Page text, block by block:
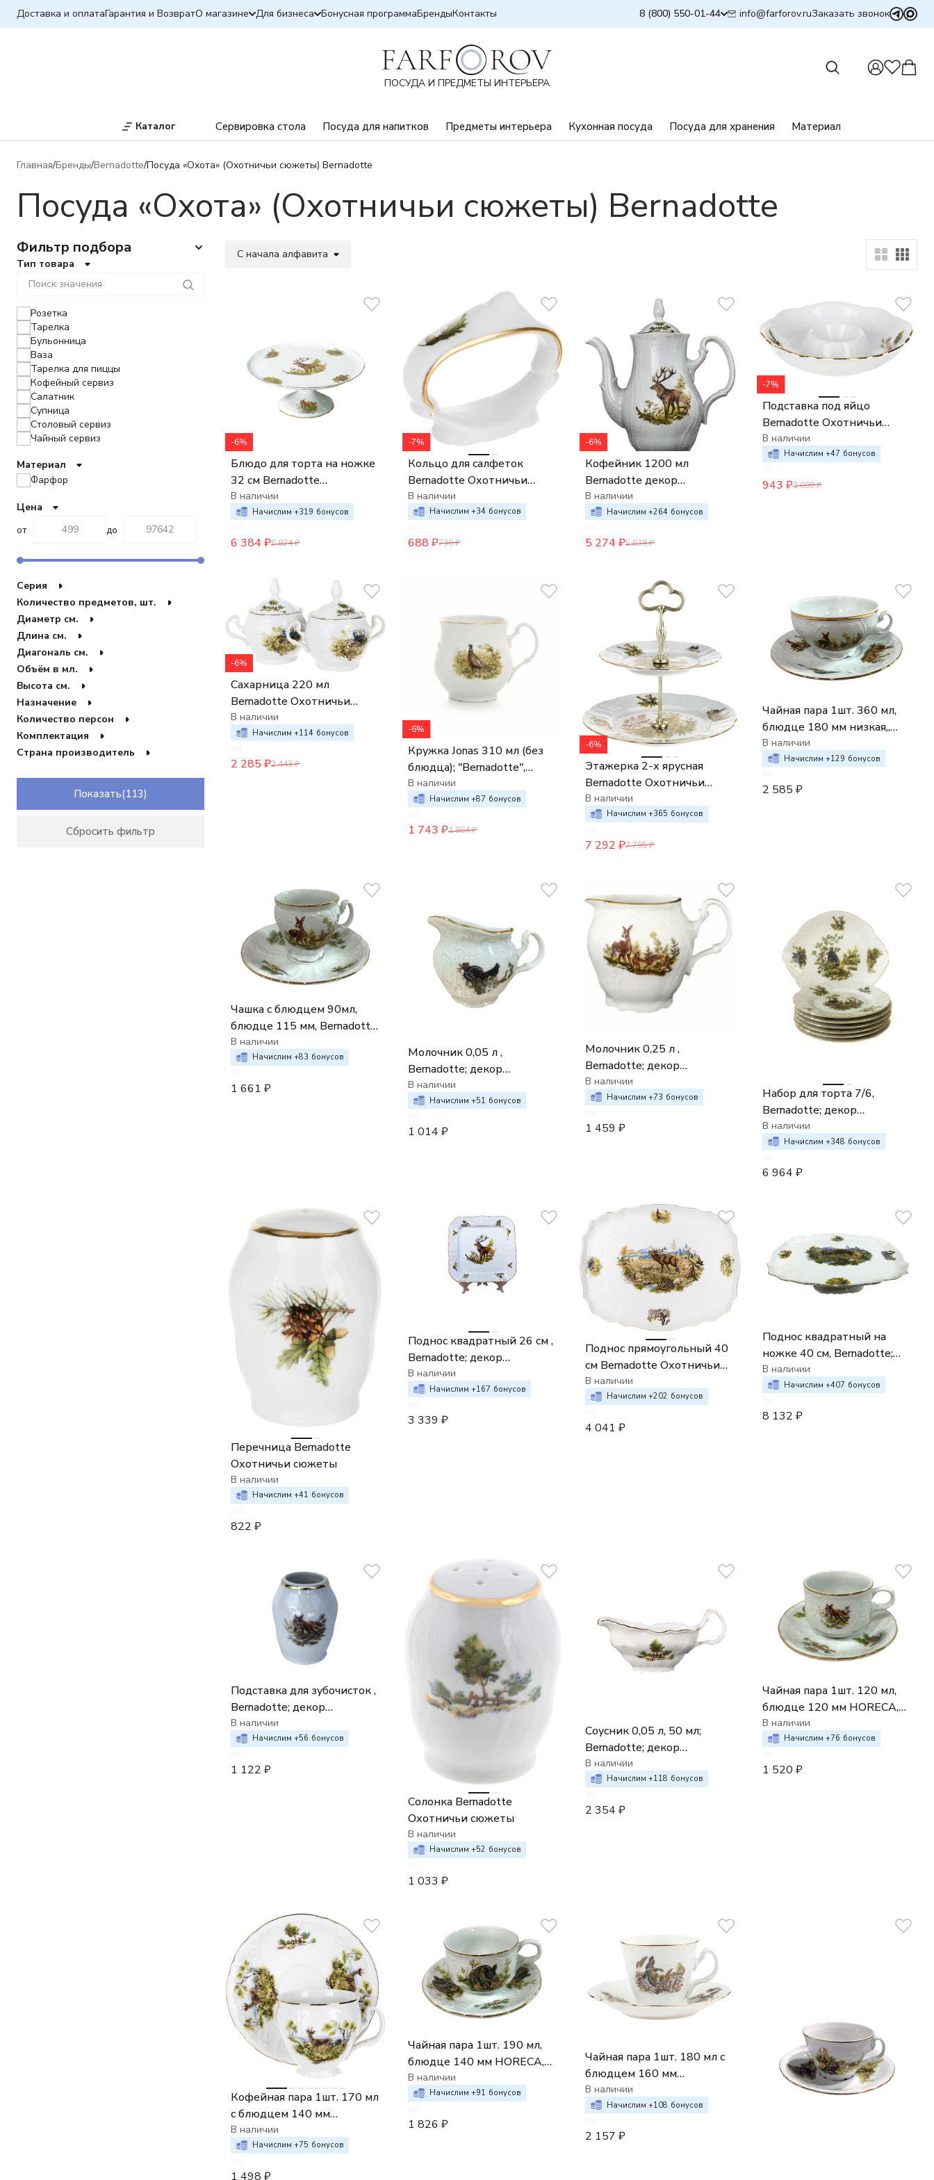
Доставка и оплатаГарантия и ВозвратО магазине Для бизнеса Бонусная программаБрендыКонтакты 8 (800) 550-01-44 info@farforov.ruЗаказать звонок
ПОСУДА И ПРЕДМЕТЫ ИНТЕРЬЕРА
Каталог Сервировка стола Посуда для напитков Предметы интерьера Кухонная посуда Посуда для хранения Материал
Главная Бренды Bernadotte Посуда «Охота» (Охотничьи сюжеты) Bernadotte
Посуда «Охота» (Охотничьи сюжеты) Bernadotte
C начала алфавита
-6%
Блюдо для торта на ножке
32 см Bernadotte
Охотничьи сюжеты
В наличии
Начислим +319 бонусов
6 384 ₽6 824₽
-7%
Кольцо для салфеток
Bernadotte Охотничьи
сюжеты
В наличии
Начислим +34 бонусов
688 ₽736₽
-6%
Кофейник 1200 мл
Bernadotte декор
Охотничьи сюжеты
В наличии
Начислим +264 бонусов
5 274 ₽5 638₽
-7%
Подставка под яйцо
Bernadotte Охотничьи
сюжеты
В наличии
Начислим +47 бонусов
943 ₽1 009₽
-6%
Сахарница 220 мл
Bernadotte Охотничьи
сюжеты
В наличии
Начислим +114 бонусов
2 285 ₽2 443₽
-6%
Кружка Jonas 310 мл (без
блюдца); "Bernadotte",
декор "Охотничьи
сюжеты",
В наличии
Начислим +87 бонусов
1 743 ₽1 864₽
-6%
Этажерка 2-х ярусная
Bernadotte Охотничьи
сюжеты
В наличии
Начислим +365 бонусов
7 292 ₽7 795₽
Чайная пара 1шт. 360 мл,
блюдце 180 мм низкая,,
Bernadotte декор
Охотничьи сюжеты
В наличии
Начислим +129 бонусов
2 585 ₽
Чашка с блюдцем 90мл,
блюдце 115 мм, Bernadotte;
декор "Охотничьи
сюжеты"
В наличии
Начислим +83 бонусов
1 661 ₽
Молочник 0,05 л ,
Bernadotte; декор
"Охотничьи сюжеты"
В наличии
Начислим +51 бонусов
1 014 ₽
Молочник 0,25 л ,
Bernadotte; декор
"Охотничьи сюжеты"
В наличии
Начислим +73 бонусов
1 459 ₽
Набор для торта 7/6,
Bernadotte; декор
"Охотничьи сюжеты"(27/19
см)
В наличии
Начислим +348 бонусов
6 964 ₽
Перечница Bernadotte
Охотничьи сюжеты
В наличии
Начислим +41 бонусов
822 ₽
Поднос квадратный 26 см ,
Bernadotte; декор
"Охотничьи сюжеты"
В наличии
Начислим +167 бонусов
3 339 ₽
Поднос прямоугольный 40
см Bernadotte Охотничьи
сюжеты
В наличии
Начислим +202 бонусов
4 041 ₽
Поднос квадратный на
ножке 40 см, Bernadotte;
декор "Охотничьи
сюжеты"
В наличии
Начислим +407 бонусов
8 132 ₽
Подставка для зубочисток ,
Bernadotte; декор
"Охотничьи сюжеты"
В наличии
Начислим +56 бонусов
1 122 ₽
Солонка Bernadotte
Охотничьи сюжеты
В наличии
Начислим +52 бонусов
1 033 ₽
Соусник 0,05 л, 50 мл;
Bernadotte; декор
"Охотничьи сюжеты"
В наличии
Начислим +118 бонусов
2 354 ₽
Чайная пара 1шт. 120 мл,
блюдце 120 мм HORECA,
Bernadotte декор
Охотничьи сюжеты
В наличии
Начислим +76 бонусов
1 520 ₽
Кофейная пара 1шт. 170 мл
с блюдцем 140 мм
Bernadotte Охотничьи
сюжеты
В наличии
Начислим +75 бонусов
1 498 ₽
Чайная пара 1шт. 190 мл,
блюдце 140 мм HORECA,
Bernadotte декор
Охотничьи сюжеты
В наличии
Начислим +91 бонусов
1 826 ₽
Чайная пара 1шт. 180 мл с
блюдцем 160 мм
Bernadotte Охотничьи
сюжеты
В наличии
Начислим +108 бонусов
2 157 ₽
Фильтр подбора
Тип товара
Розетка
Тарелка
Бульонница
Ваза
Тарелка для пиццы
Кофейный сервиз
Салатник
Супница
Столовый сервиз
Чайный сервиз
Колокольчик
Пиала
Блюдо
Менажница
Чайная пара
Блюдце
Кольцо для салфеток
Конфетница
Кофейник
Ложка для горчичницы
Ложка для соусника
Лимонница
Молочник
Набор для торта
Перечница
Поднос
Сахарница
Солонка
Соусник
Тарелка для торта
Материал
Фарфор
Цена
от
до
Серия
Количество предметов, шт.
Диаметр см.
Длина см.
Диагональ см.
Объём в мл.
Высота см.
Назначение
Количество персон
Комплектация
Страна производитель
Показать
Сбросить фильтр